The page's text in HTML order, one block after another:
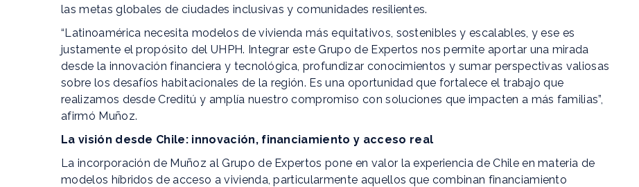
las metas globales de ciudades inclusivas y comunidades resilientes.
“Latinoamérica necesita modelos de vivienda más equitativos, sostenibles y escalables, y ese es
justamente el propósito del UHPH. Integrar este Grupo de Expertos nos permite aportar una mirada
desde la innovación financiera y tecnológica, profundizar conocimientos y sumar perspectivas valiosas
sobre los desafíos habitacionales de la región. Es una oportunidad que fortalece el trabajo que
realizamos desde Creditú y amplía nuestro compromiso con soluciones que impacten a más familias”,
afirmó Muñoz.
La visión desde Chile: innovación, financiamiento y acceso real
La incorporación de Muñoz al Grupo de Expertos pone en valor la experiencia de Chile en materia de
modelos híbridos de acceso a vivienda, particularmente aquellos que combinan financiamiento